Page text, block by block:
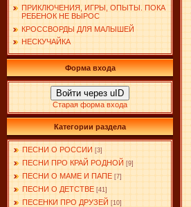
ПРИКЛЮЧЕНИЯ, ИГРЫ, ОПЫТЫ. ПОКА
РЕБЕНОК НЕ ВЫРОС
КРОССВОРДЫ ДЛЯ МАЛЫШЕЙ
НЕСКУЧАЙКА
Форма входа
Войти через uID
Старая форма входа
Категории раздела
ПЕСНИ О РОССИИ [3]
ПЕСНИ ПРО КРАЙ РОДНОЙ [9]
ПЕСНИ О МАМЕ И ПАПЕ [7]
ПЕСНИ О ДЕТСТВЕ [41]
ПЕСЕНКИ ПРО ДРУЗЕЙ [10]